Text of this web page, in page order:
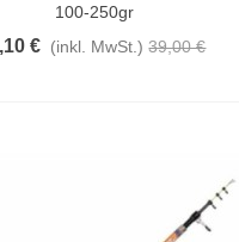
100-250gr
€ (inkl. MwSt.) 39,00 €